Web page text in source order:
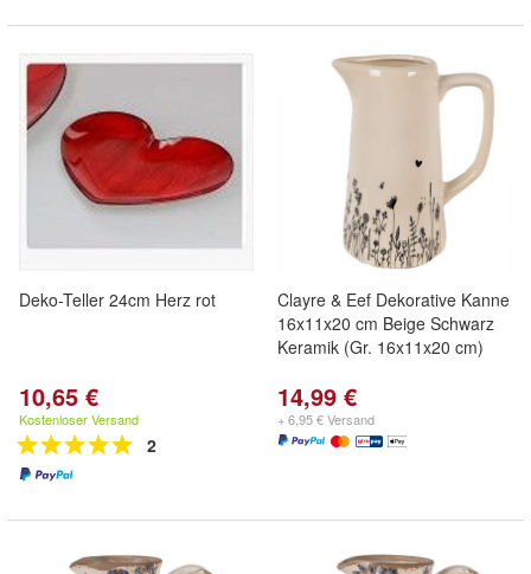
Deko-Teller 24cm Herz rot
10,65 €
Kostenloser Versand
2
Clayre & Eef Dekorative Kanne
16x11x20 cm Beige Schwarz
Keramik (Gr. 16x11x20 cm)
14,99 €
+ 6,95 € Versand